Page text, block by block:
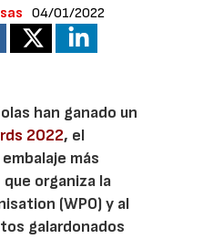
04/01/2022
han ganado un
2022, el
más
organiza la
(WPO) y al
galardonados